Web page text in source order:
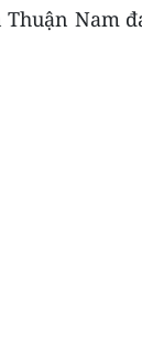
Thuận Nam